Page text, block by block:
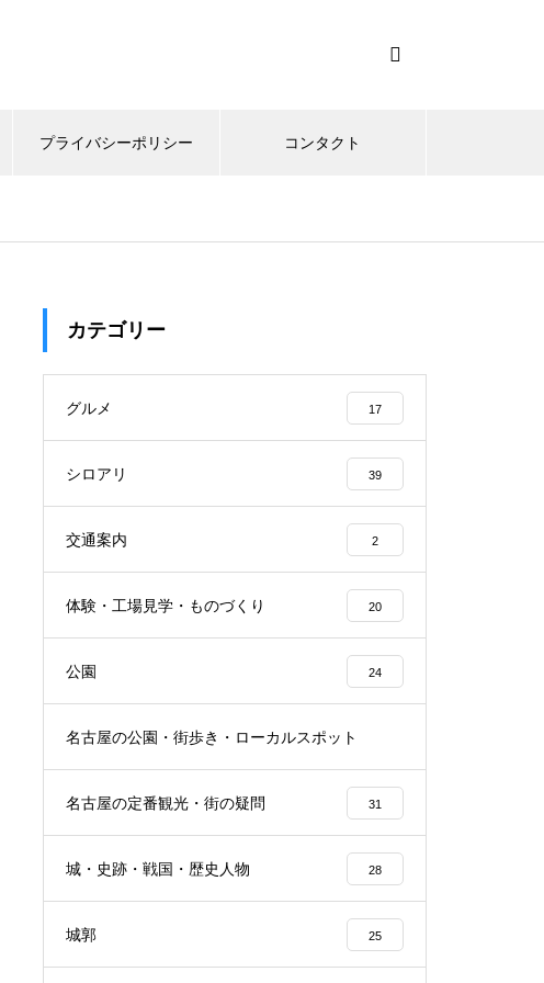
プライバシーポリシー コンタクト
カテゴリー
グルメ 17
シロアリ 39
交通案内 2
体験・工場見学・ものづくり 20
公園 24
名古屋の公園・街歩き・ローカルスポット
名古屋の定番観光・街の疑問 31
城・史跡・戦国・歴史人物 28
城郭 25